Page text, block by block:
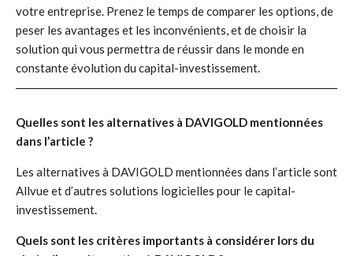
votre entreprise. Prenez le temps de comparer les options, de
peser les avantages et les inconvénients, et de choisir la
solution qui vous permettra de réussir dans le monde en
constante évolution du capital-investissement.
Quelles sont les alternatives à DAVIGOLD mentionnées
dans l’article ?
Les alternatives à DAVIGOLD mentionnées dans l’article sont
Allvue et d’autres solutions logicielles pour le capital-
investissement.
Quels sont les critères importants à considérer lors du